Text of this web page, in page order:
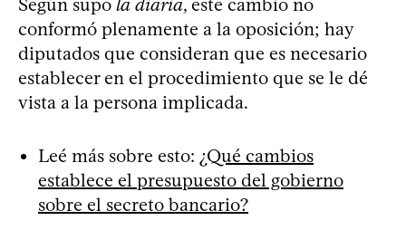
conformó plenamente a la oposición; hay
diputados que consideran que es necesario
establecer en el procedimiento que se le dé
vista a la persona implicada.
Leé más sobre esto: ¿Qué cambios
establece el presupuesto del gobierno
sobre el secreto bancario?